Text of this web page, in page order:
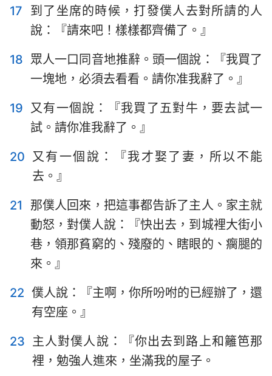
1 2 3 4 5 6
7
8
15
16 17 18 19 20
21
22
23
17
到了坐席的時候，打發僕人去對所請的人
說：『請來吧！樣樣都齊備了。』
18 眾人一口同音地推辭。頭一個說：『我買了
一塊地，必須去看看。請你准我辭了。』
19 又有一個說：『我買了五對牛，要去試一
試。請你准我辭了。』
20 又有一個說：『我才娶了妻，所以不能
去。』
21
那僕人回來，把這事都告訴了主人。家主就
動怒，對僕人說：『快出去，到城裡大街小
巷，領那貧窮的、殘廢的、瞎眼的、瘸腿的
來。』
22 僕人說：『主啊，你所吩咐的已經辦了，還
有空座。』
23 主人對僕人說：『你出去到路上和籬笆那
裡，勉強人進來，坐滿我的屋子。